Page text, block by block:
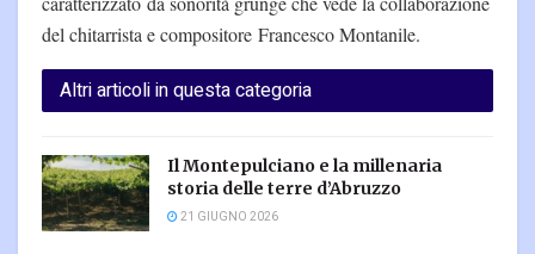
del chitarrista e compositore Francesco Montanile.
Altri articoli in questa categoria
Il Montepulciano e la millenaria
storia delle terre d’Abruzzo
21 GIUGNO 2026